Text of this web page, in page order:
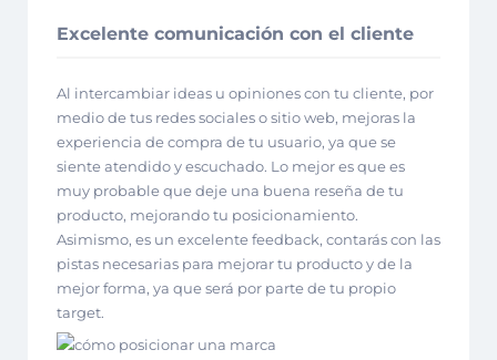
Excelente comunicación con el cliente
Al intercambiar ideas u opiniones con tu cliente, por
medio de tus redes sociales o sitio web, mejoras la
experiencia de compra de tu usuario, ya que se
siente atendido y escuchado. Lo mejor es que es
muy probable que deje una buena reseña de tu
producto, mejorando tu posicionamiento.
Asimismo, es un excelente feedback, contarás con las
pistas necesarias para mejorar tu producto y de la
mejor forma, ya que será por parte de tu propio
target.